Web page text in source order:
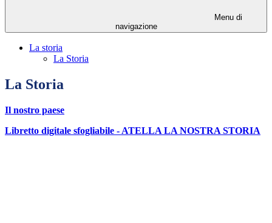
Menu di
navigazione
La storia
La Storia
La Storia
Il nostro paese
Libretto digitale sfogliabile - ATELLA LA NOSTRA STORIA